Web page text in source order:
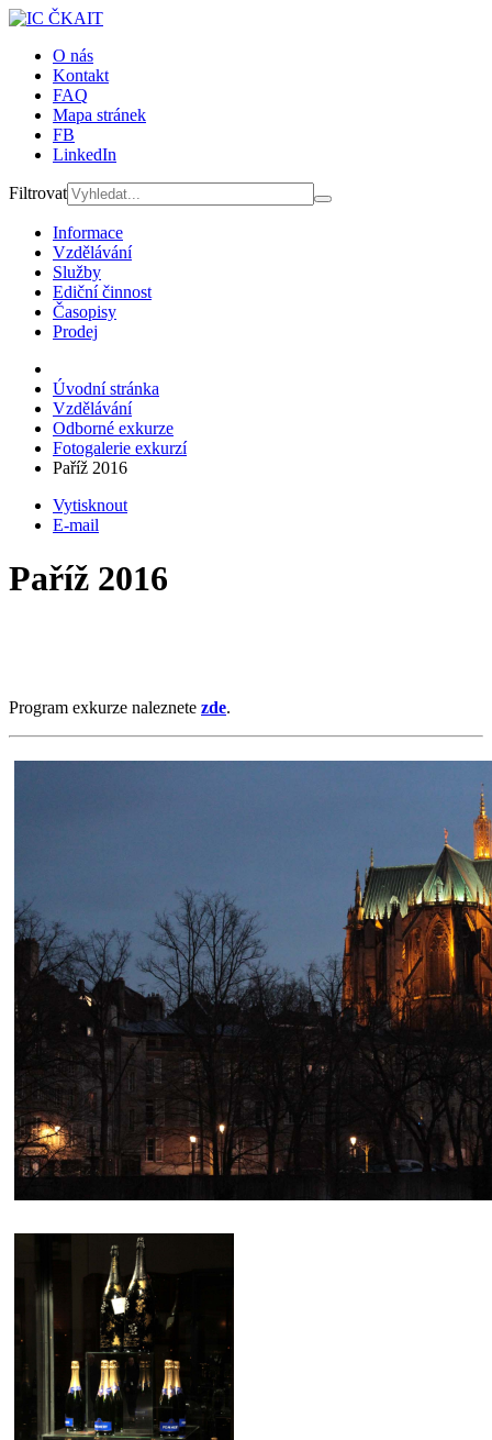
O nás
Kontakt
FAQ
Mapa stránek
FB
LinkedIn
Filtrovat
Informace
Vzdělávání
Služby
Ediční činnost
Časopisy
Prodej
Úvodní stránka
Vzdělávání
Odborné exkurze
Fotogalerie exkurzí
Paříž 2016
Vytisknout
E-mail
Paříž 2016
Program exkurze naleznete zde.